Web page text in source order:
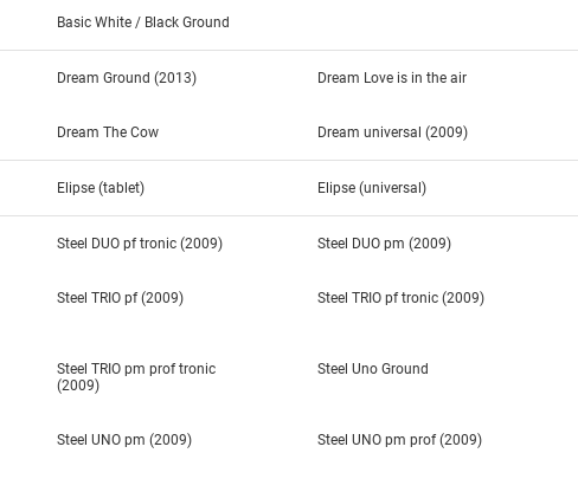
Basic White / Black Ground
Dream Ground (2013) Dream Love is in the air
Dream The Cow Dream universal (2009)
Elipse (tablet) Elipse (universal)
Steel DUO pf tronic (2009) Steel DUO pm (2009)
Steel TRIO pf (2009) Steel TRIO pf tronic (2009)
Steel TRIO pm prof tronic
(2009)
Steel Uno Ground
Steel UNO pm (2009) Steel UNO pm prof (2009)